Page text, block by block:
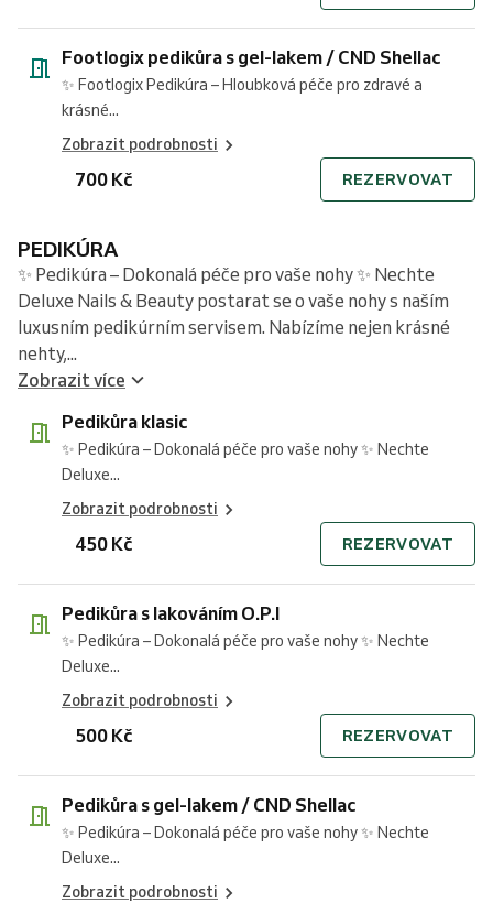
Footlogix pedikůra s gel-lakem / CND Shellac
✨ Footlogix Pedikúra – Hloubková péče pro zdravé a
krásné...
Zobrazit podrobnosti
700 Kč REZERVOVAT
PEDIKÚRA
✨ Pedikúra – Dokonalá péče pro vaše nohy ✨ Nechte
Deluxe Nails & Beauty postarat se o vaše nohy s naším
luxusním pedikúrním servisem. Nabízíme nejen krásné
nehty,...
Zobrazit více
Pedikůra klasic
✨ Pedikúra – Dokonalá péče pro vaše nohy ✨ Nechte
Deluxe...
Zobrazit podrobnosti
450 Kč REZERVOVAT
Pedikůra s lakováním O.P.I
✨ Pedikúra – Dokonalá péče pro vaše nohy ✨ Nechte
Deluxe...
Zobrazit podrobnosti
500 Kč REZERVOVAT
Pedikůra s gel-lakem / CND Shellac
✨ Pedikúra – Dokonalá péče pro vaše nohy ✨ Nechte
Deluxe...
Zobrazit podrobnosti